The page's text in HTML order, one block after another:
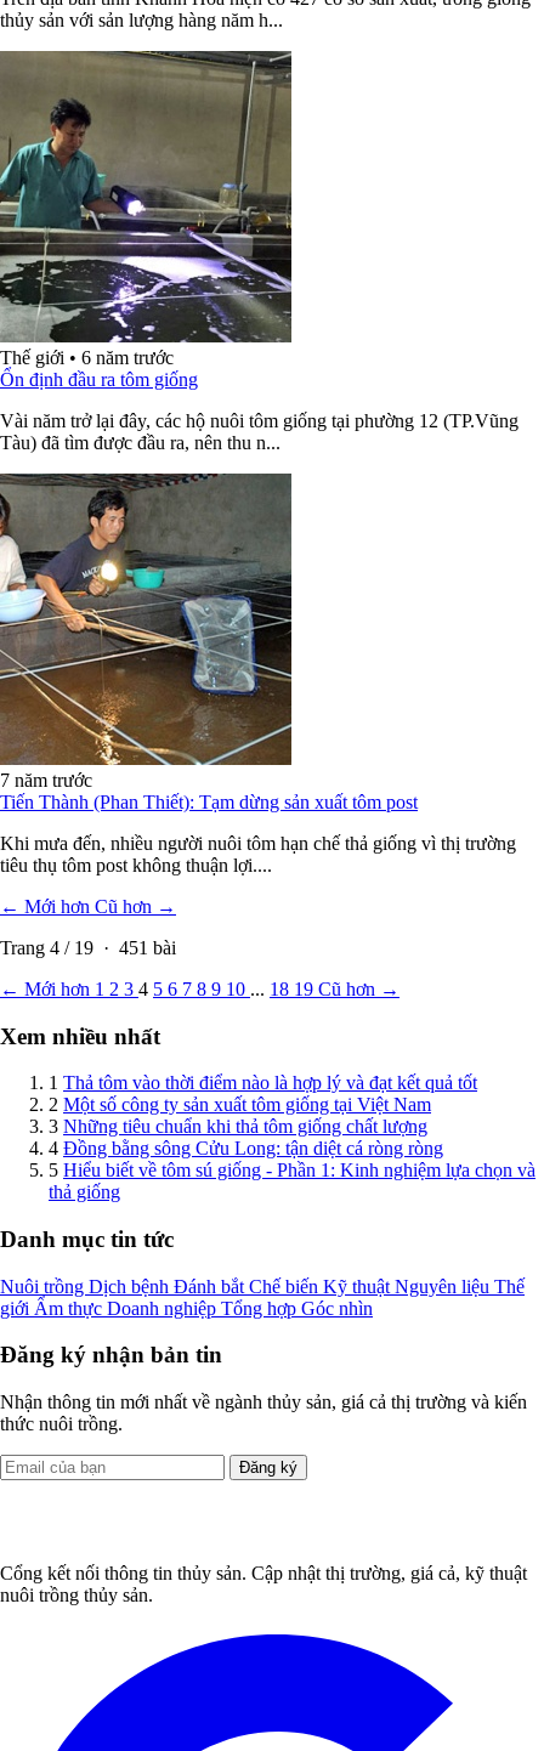
thủy sản với sản lượng hàng năm h...
Thế giới • 6 năm trước
Ổn định đầu ra tôm giống
Vài năm trở lại đây, các hộ nuôi tôm giống tại phường 12 (TP.Vũng
Tàu) đã tìm được đầu ra, nên thu n...
7 năm trước
Tiến Thành (Phan Thiết): Tạm dừng sản xuất tôm post
Khi mưa đến, nhiều người nuôi tôm hạn chế thả giống vì thị trường
tiêu thụ tôm post không thuận lợi....
← Mới hơn Cũ hơn →
Trang 4 / 19 · 451 bài
← Mới hơn 1 2 3 4 5 6 7 8 9 10 ... 18 19 Cũ hơn →
Xem nhiều nhất
1 Thả tôm vào thời điểm nào là hợp lý và đạt kết quả tốt
2 Một số công ty sản xuất tôm giống tại Việt Nam
3 Những tiêu chuẩn khi thả tôm giống chất lượng
4 Đồng bằng sông Cửu Long: tận diệt cá ròng ròng
5 Hiểu biết về tôm sú giống - Phần 1: Kinh nghiệm lựa chọn và
thả giống
Danh mục tin tức
Nuôi trồng Dịch bệnh Đánh bắt Chế biến Kỹ thuật Nguyên liệu Thế
giới Ẩm thực Doanh nghiệp Tổng hợp Góc nhìn
Đăng ký nhận bản tin
Nhận thông tin mới nhất về ngành thủy sản, giá cả thị trường và kiến
thức nuôi trồng.
Đăng ký
Cổng kết nối thông tin thủy sản. Cập nhật thị trường, giá cả, kỹ thuật
nuôi trồng thủy sản.